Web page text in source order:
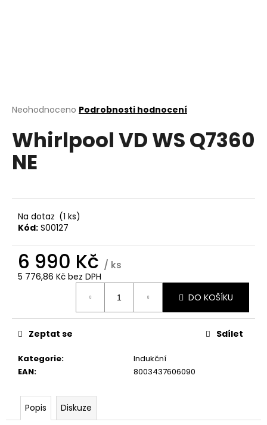
Průměrné
produktu
je
0,0
Neohodnoceno Podrobnosti hodnocení
Whirlpool VD WS Q7360
NE
Na dotaz (1 ks)
Kód: S00127
6 990 Kč / ks
5 776,86 Kč bez DPH
DO KOŠÍKU
Kategorie:
Indukční
EAN: 8003437606090
Zeptat se Sdílet
Popis Diskuze
HLEDAT
o
p
o
r
u
č
u
m
e
CANDY
DESKA